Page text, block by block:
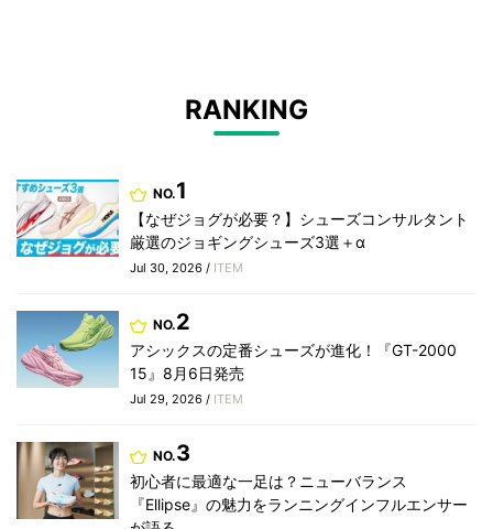
RANKING
NO.1
【なぜジョグが必要？】シューズコンサルタント
厳選のジョギングシューズ3選＋α
Jul 30, 2026 / ITEM
NO.2
アシックスの定番シューズが進化！『GT-2000
15』8月6日発売
Jul 29, 2026 / ITEM
NO.3
初心者に最適な一足は？ニューバランス
『Ellipse』の魅力をランニングインフルエンサー